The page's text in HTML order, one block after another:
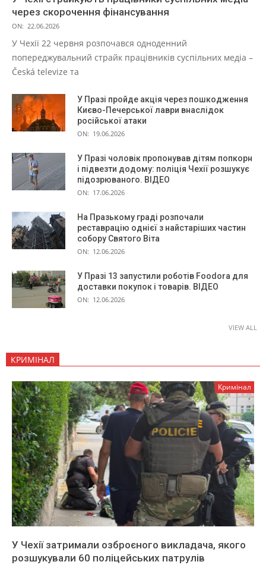
через скорочення фінансування
ON: 22.06.2026
У Чехії 22 червня розпочався одноденний
попереджувальний страйк працівників суспільних медіа –
Česká televize та
У Празі пройде акція через пошкодження
Києво-Печерської лаври внаслідок
російської атаки
ON: 19.06.2026
У Празі чоловік пропонував дітям попкорн
і підвезти додому: поліція Чехії розшукує
підозрюваного. ВІДЕО
ON: 17.06.2026
На Празькому граді розпочали
реставрацію однієї з найстаріших частин
собору Святого Віта
ON: 12.06.2026
У Празі 13 запустили роботів Foodora для
доставки покупок і товарів. ВІДЕО
ON: 12.06.2026
VIEW ALL
КРИМІНАЛ
Кримінал
У Чехії затримали озброєного викладача, якого
розшукували 60 поліцейських патрулів